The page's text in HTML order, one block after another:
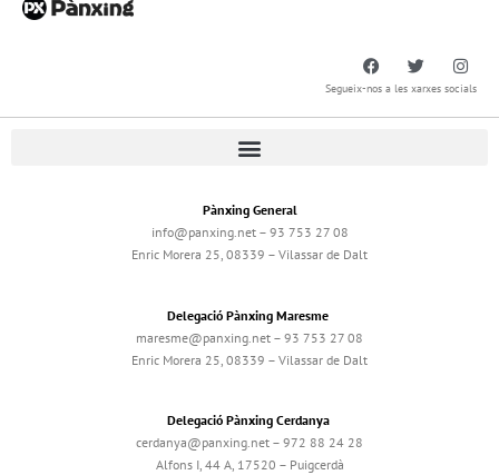
Segueix-nos a les xarxes socials
Pànxing General
info@panxing.net – 93 753 27 08
Enric Morera 25, 08339 – Vilassar de Dalt
Delegació Pànxing Maresme
maresme@panxing.net – 93 753 27 08
Enric Morera 25, 08339 – Vilassar de Dalt
Delegació Pànxing Cerdanya
cerdanya@panxing.net – 972 88 24 28
Alfons I, 44 A, 17520 – Puigcerdà